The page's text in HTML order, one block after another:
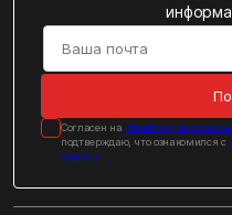
Cогласен на обработку
подтверждаю, что ознакомился с
данных